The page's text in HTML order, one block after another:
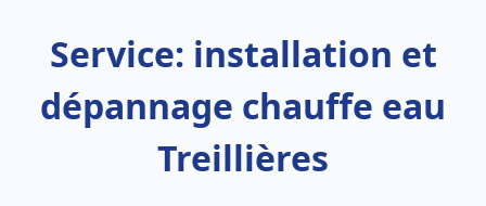
Service: installation et
dépannage chauffe eau
Treillières